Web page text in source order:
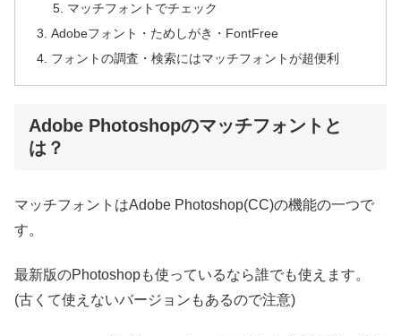
マッチフォントでチェック
Adobeフォント・ためしがき・FontFree
フォントの調査・検索にはマッチフォントが超便利
Adobe Photoshopのマッチフォントと
は？
マッチフォントはAdobe Photoshop(CC)の機能の一つで
す。
最新版のPhotoshopも使っているなら誰でも使えます。
(古くて使えないバージョンもあるので注意)